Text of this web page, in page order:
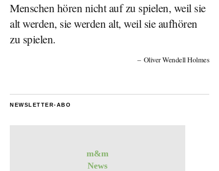
Menschen hören nicht auf zu spielen, weil sie
alt werden, sie werden alt, weil sie aufhören
zu spielen.
Oliver Wendell Holmes
NEWSLETTER-ABO
m&m
News